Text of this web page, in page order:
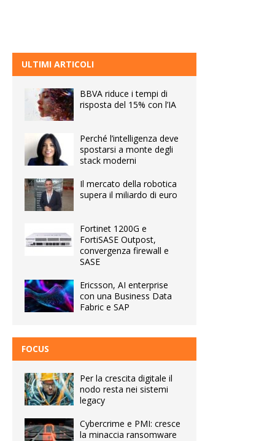
ULTIMI ARTICOLI
BBVA riduce i tempi di
risposta del 15% con l’IA
Perché l’intelligenza deve
spostarsi a monte degli
stack moderni
Il mercato della robotica
supera il miliardo di euro
Fortinet 1200G e
FortiSASE Outpost,
convergenza firewall e
SASE
Ericsson, AI enterprise
con una Business Data
Fabric e SAP
FOCUS
Per la crescita digitale il
nodo resta nei sistemi
legacy
Cybercrime e PMI: cresce
la minaccia ransomware